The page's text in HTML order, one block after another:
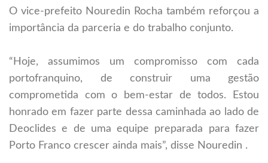
O vice-prefeito Nouredin Rocha também reforçou a
importância da parceria e do trabalho conjunto.
“Hoje, assumimos um compromisso com cada
portofranquino, de construir uma gestão
comprometida com o bem-estar de todos. Estou
honrado em fazer parte dessa caminhada ao lado de
Deoclides e de uma equipe preparada para fazer
Porto Franco crescer ainda mais”, disse Nouredin .